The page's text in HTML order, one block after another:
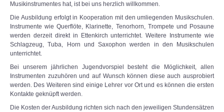
Musikinstrumentes hat, ist bei uns herzlich willkommen.
Die Ausbildung erfolgt in Kooperation mit den umliegenden Musikschulen.
Instrumente wie Querflöte, Klarinette, Tenorhorn, Trompete und Posaune
werden derzeit direkt in Ettenkirch unterrichtet. Weitere Instrumente wie
Schlagzeug, Tuba, Horn und Saxophon werden in den Musikschulen
unterrichtet.
Bei unserem jährlichen Jugendvorspiel besteht die Möglichkeit, allen
Instrumenten zuzuhören und auf Wunsch können diese auch ausprobiert
werden. Des Weiteren sind einige Lehrer vor Ort und es können die ersten
Kontakte geknüpft werden.
Die Kosten der Ausbildung richten sich nach den jeweiligen Stundensätzen